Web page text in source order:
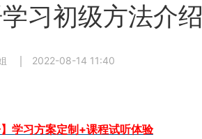
习初级方法介绍
2022-08-14 11:40
】学习方案定制+课程试听体验